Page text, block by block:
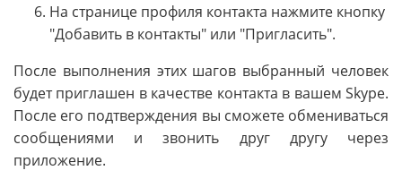
На странице профиля контакта нажмите кнопку
"Добавить в контакты" или "Пригласить".
После выполнения этих шагов выбранный человек
будет приглашен в качестве контакта в вашем Skype.
После его подтверждения вы сможете обмениваться
сообщениями и звонить друг другу через
приложение.